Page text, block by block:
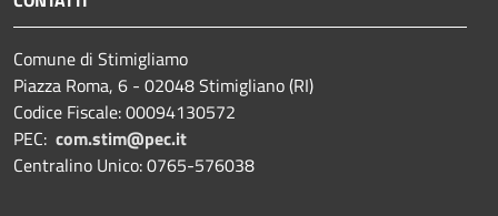
Comune di Stimigliamo
Piazza Roma, 6 - 02048 Stimigliano (RI)
Codice Fiscale: 00094130572
PEC: com.stim@pec.it
Centralino Unico: 0765-576038